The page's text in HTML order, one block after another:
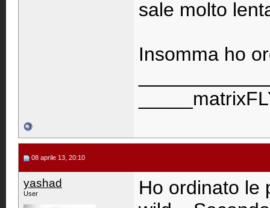
sale molto
Insomma ho
08 aprile 13, 20:10
yashad
User
Ho ordinato le